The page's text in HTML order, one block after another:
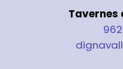
Tavernes